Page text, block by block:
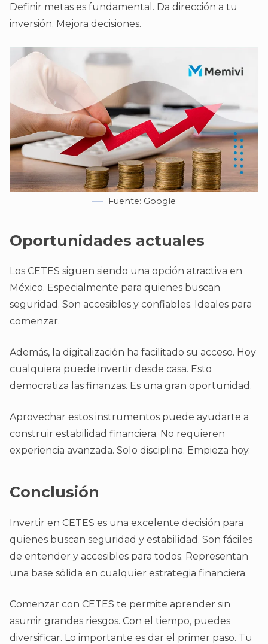
Definir metas es fundamental. Da dirección a tu
inversión. Mejora decisiones.
Fuente: Google
Oportunidades actuales
Los CETES siguen siendo una opción atractiva en
México. Especialmente para quienes buscan
seguridad. Son accesibles y confiables. Ideales para
comenzar.
Además, la digitalización ha facilitado su acceso. Hoy
cualquiera puede invertir desde casa. Esto
democratiza las finanzas. Es una gran oportunidad.
Aprovechar estos instrumentos puede ayudarte a
construir estabilidad financiera. No requieren
experiencia avanzada. Solo disciplina. Empieza hoy.
Conclusión
Invertir en CETES es una excelente decisión para
quienes buscan seguridad y estabilidad. Son fáciles
de entender y accesibles para todos. Representan
una base sólida en cualquier estrategia financiera.
Comenzar con CETES te permite aprender sin
asumir grandes riesgos. Con el tiempo, puedes
diversificar. Lo importante es dar el primer paso. Tu